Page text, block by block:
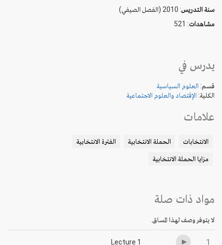
سنة التدريس: 2010 (الفصل الصيفي)
مشاهدات: 521
يدرس في
قسم: العلوم السياسية
الكلية: الإقتصاد والعلوم الاجتماعية
علامات
الانتخابات الحملة الانتخابية الفترة الانتخابية
مزايا الحملة الانتخابية
مواد ذات صلة
لا يتوفر وصف لهذا المساق.
1
Lecture 1